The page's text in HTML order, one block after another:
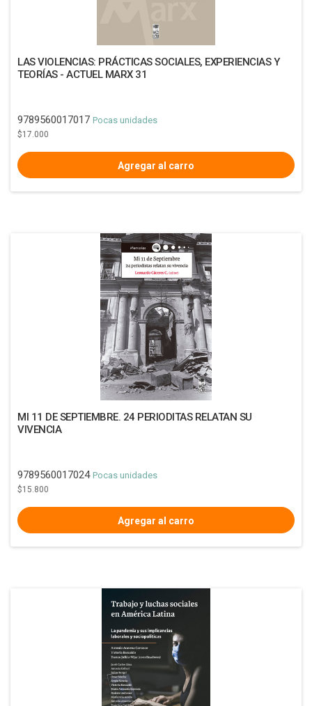
LAS VIOLENCIAS: PRÁCTICAS SOCIALES, EXPERIENCIAS Y
TEORÍAS - ACTUEL MARX 31
9789560017017 Pocas unidades
$17.000
MI 11 DE SEPTIEMBRE. 24 PERIODITAS RELATAN SU
VIVENCIA
9789560017024 Pocas unidades
$15.800